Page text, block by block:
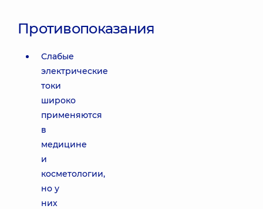
Противопоказания
Слабые
электрические
токи
широко
применяются
в
медицине
и
косметологии,
но у
них